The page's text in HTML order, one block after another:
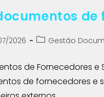
2026 Gestão
de Fornecedores
de fornecedores e